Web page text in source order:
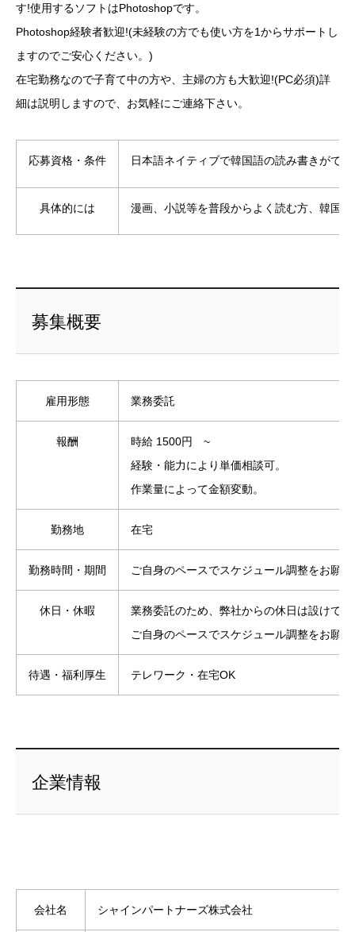
す!使用するソフトはPhotoshopです。
Photoshop経験者歓迎!(未経験の方でも使い方を1からサポートし
ますのでご安心ください。)
在宅勤務なので子育て中の方や、主婦の方も大歓迎!(PC必須)詳
細は説明しますので、お気軽にご連絡下さい。
応募資格・条件 日本語ネイティブで韓国語の読み書きがで
具体的には 漫画、小説等を普段からよく読む方、韓国
募集概要
雇用形態 業務委託
報酬
時給 1500円 ~
経験・能力により単価相談可。
作業量によって金額変動。
勤務地 在宅
勤務時間・期間 ご自身のペースでスケジュール調整をお願
休日・休暇
業務委託のため、弊社からの休日は設けて
ご自身のペースでスケジュール調整をお願
待遇・福利厚生 テレワーク・在宅OK
企業情報
会社名 シャインパートナーズ株式会社